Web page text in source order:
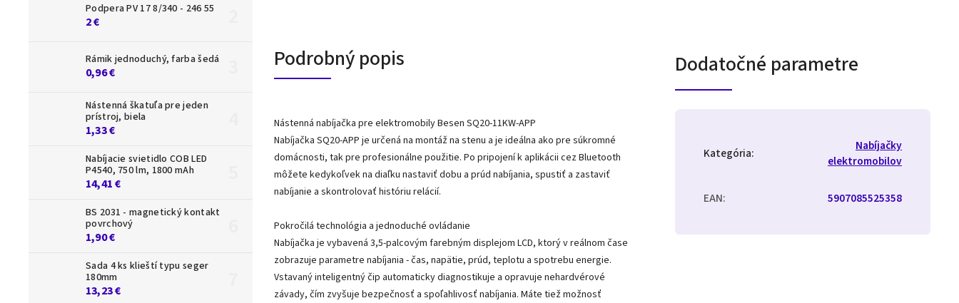
Podpera PV 17 8/340 - 246 55
2 €
Rámik jednoduchý, farba šedá
0,96 €
Nástenná škatuľa pre jeden
prístroj, biela
1,33 €
Nabíjacie svietidlo COB LED
P4540, 750 lm, 1800 mAh
14,41 €
BS 2031 - magnetický kontakt
povrchový
1,90 €
Sada 4 ks klieští typu seger
180mm
13,23 €
Podrobný popis
Nástenná nabíjačka pre elektromobily Besen SQ20-11KW-APP
Nabíjačka SQ20-APP je určená na montáž na stenu a je ideálna ako pre súkromné
domácnosti, tak pre profesionálne použitie. Po pripojení k aplikácii cez Bluetooth
môžete kedykoľvek na diaľku nastaviť dobu a prúd nabíjania, spustiť a zastaviť
nabíjanie a skontrolovať históriu relácií.
Pokročilá technológia a jednoduché ovládanie
Nabíjačka je vybavená 3,5-palcovým farebným displejom LCD, ktorý v reálnom čase
zobrazuje parametre nabíjania - čas, napätie, prúd, teplotu a spotrebu energie.
Vstavaný inteligentný čip automaticky diagnostikuje a opravuje nehardvérové
závady, čím zvyšuje bezpečnosť a spoľahlivosť nabíjania. Máte tiež možnosť
Dodatočné parametre
Kategória:
Nabíjačky
elektromobilov
EAN: 5907085525358